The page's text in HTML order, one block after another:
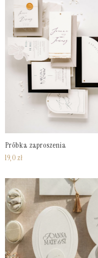
Próbka zaproszenia
19,0 zł